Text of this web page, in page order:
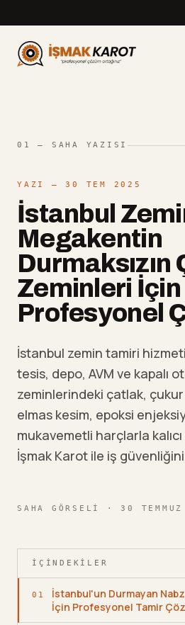
01 — SAHA YAZISI
YAZI — 30 TEM 2025
İstanbul
Megakentin
Durmaksızın
Zeminleri İçin
Profesyonel
İstanbul zemin tamiri
tesis, depo, AVM ve kapalı
zeminlerindeki çatlak, çukur
elmas kesim, epoksi
mukavemetli harçlarla
İşmak Karot ile iş
SAHA GÖRSELI · 30
İÇINDEKILER
01
İstanbul'un Durmayan
İçin Profesyonel Tamir